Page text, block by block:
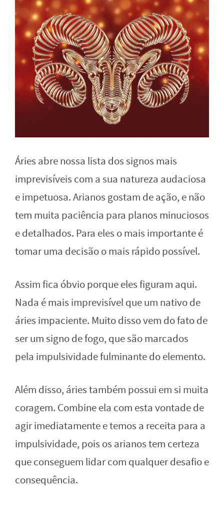
Áries abre nossa lista dos signos mais
imprevisíveis com a sua natureza audaciosa
e impetuosa. Arianos gostam de ação, e não
tem muita paciência para planos minuciosos
e detalhados. Para eles o mais importante é
tomar uma decisão o mais rápido possível.
Assim fica óbvio porque eles figuram aqui.
Nada é mais imprevisível que um nativo de
áries impaciente. Muito disso vem do fato de
ser um signo de fogo, que são marcados
pela impulsividade fulminante do elemento.
Além disso, áries também possui em si muita
coragem. Combine ela com esta vontade de
agir imediatamente e temos a receita para a
impulsividade, pois os arianos tem certeza
que conseguem lidar com qualquer desafio e
consequência.